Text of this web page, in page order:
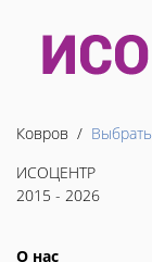
Ковров /
ИСОЦЕНТР
2015 - 2026
О нас